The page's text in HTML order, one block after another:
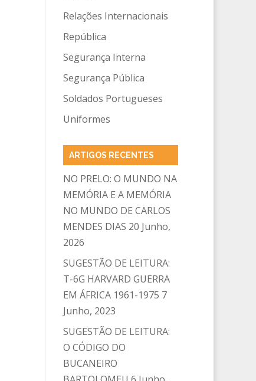
Relações Internacionais
República
Segurança Interna
Segurança Pública
Soldados Portugueses
Uniformes
ARTIGOS RECENTES
NO PRELO: O MUNDO NA
MEMÓRIA E A MEMÓRIA
NO MUNDO DE CARLOS
MENDES DIAS 20 Junho,
2026
SUGESTÃO DE LEITURA:
T-6G HARVARD GUERRA
EM ÁFRICA 1961-1975 7
Junho, 2023
SUGESTÃO DE LEITURA:
O CÓDIGO DO
BUCANEIRO